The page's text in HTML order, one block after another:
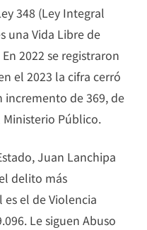
348 (Ley Integral
una Vida Libre de
2022 se registraron
el 2023 la cifra cerró
incremento de 369, de
Público.
Juan Lanchipa
delito más
el de Violencia
Le siguen Abuso